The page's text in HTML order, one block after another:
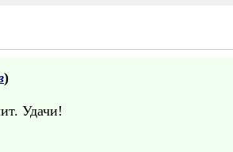
)
Удачи!